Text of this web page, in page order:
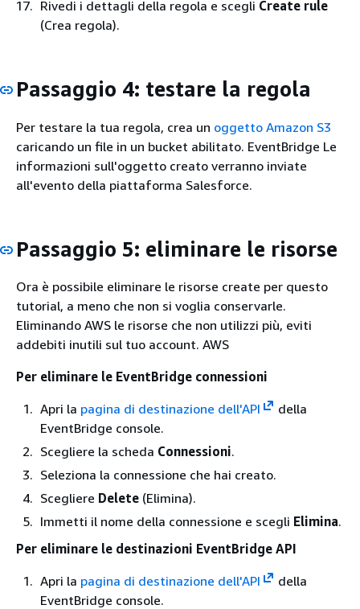
Rivedi i dettagli della regola e scegli Create rule
(Crea regola).
Passaggio 4: testare la regola
Per testare la tua regola, crea un oggetto Amazon S3
caricando un file in un bucket abilitato. EventBridge Le
informazioni sull'oggetto creato verranno inviate
all'evento della piattaforma Salesforce.
Passaggio 5: eliminare le risorse
Ora è possibile eliminare le risorse create per questo
tutorial, a meno che non si voglia conservarle.
Eliminando AWS le risorse che non utilizzi più, eviti
addebiti inutili sul tuo account. AWS
Per eliminare le EventBridge connessioni
Apri la pagina di destinazione dell'API
della
EventBridge console.
Scegliere la scheda Connessioni.
Seleziona la connessione che hai creato.
Scegliere Delete (Elimina).
Immetti il nome della connessione e scegli Elimina.
Per eliminare le destinazioni EventBridge API
Apri la pagina di destinazione dell'API
della
EventBridge console.